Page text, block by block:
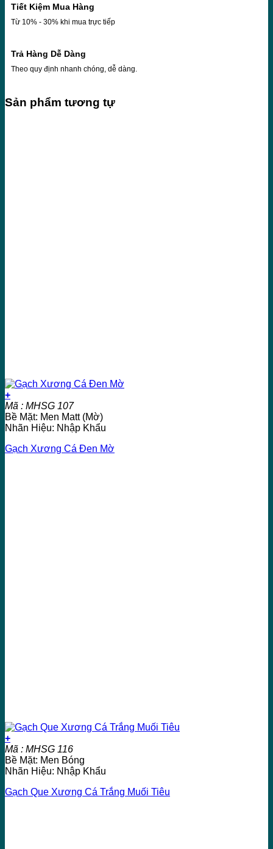
Tiết Kiệm Mua Hàng
Từ 10% - 30% khi mua trực tiếp
Trả Hàng Dễ Dàng
Theo quy định nhanh chóng, dễ dàng.
Sản phẩm tương tự
+
Mã : MHSG 107
Bề Mặt: Men Matt (Mờ)
Nhãn Hiệu: Nhập Khẩu
Gạch Xương Cá Đen Mờ
+
Mã : MHSG 116
Bề Mặt: Men Bóng
Nhãn Hiệu: Nhập Khẩu
Gạch Que Xương Cá Trắng Muối Tiêu